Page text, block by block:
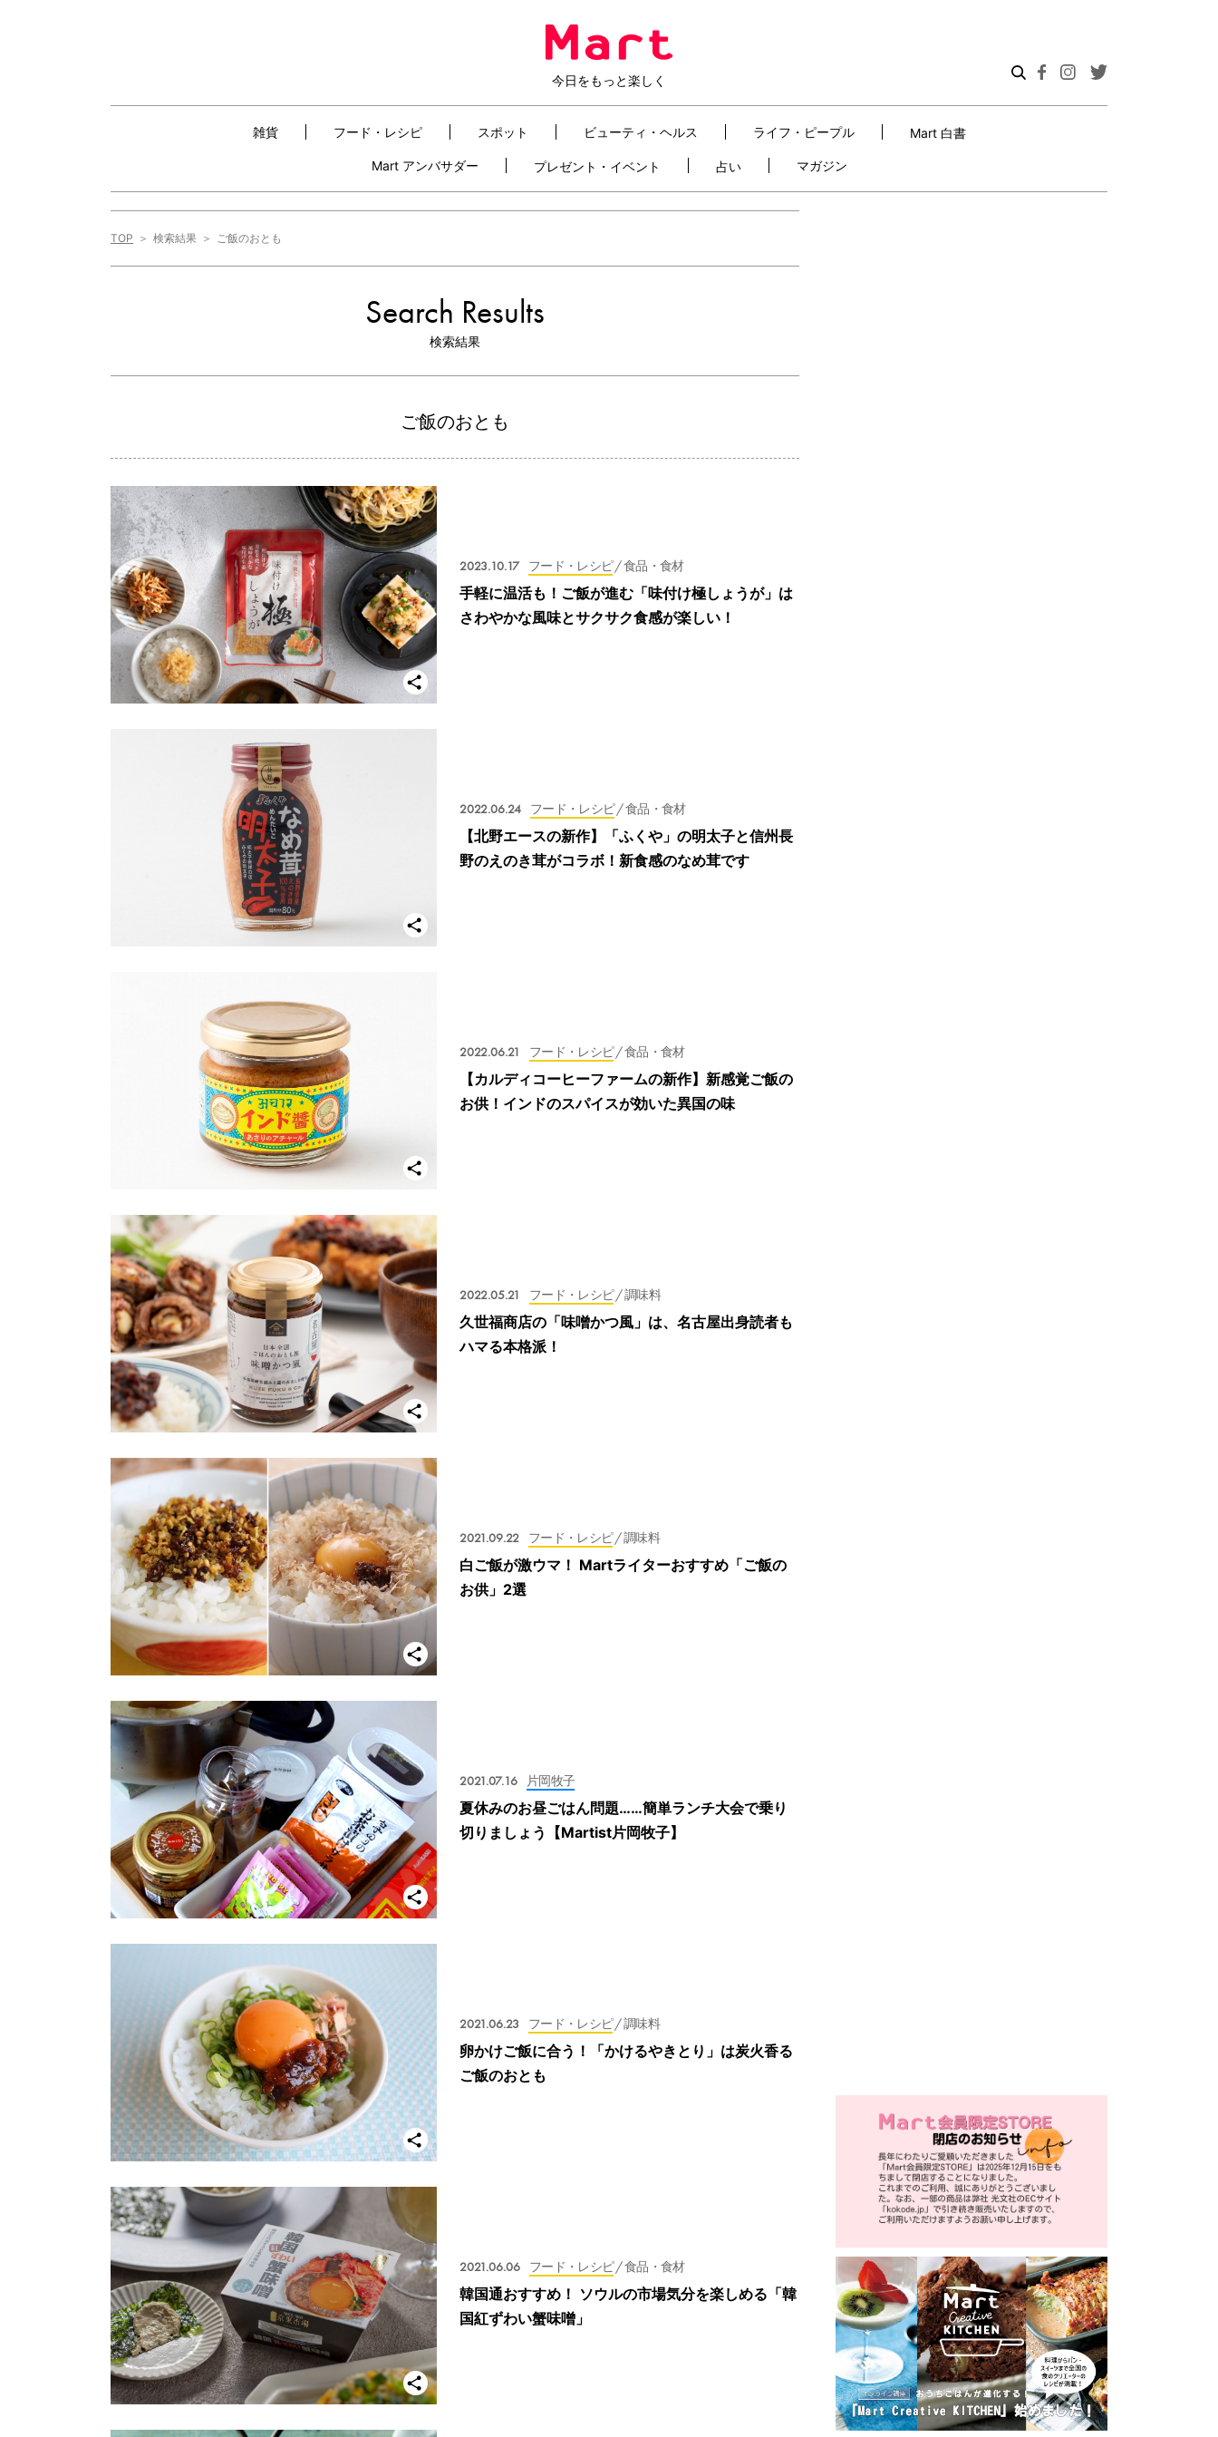
今日をもっと楽しく
雑貨 フード・レシピ スポット ビューティ・ヘルス ライフ・ピープル Mart 白書
Mart アンバサダー プレゼント・イベント 占い マガジン
TOP 検索結果 ご飯のおとも
Search Results
検索結果
ご飯のおとも
2023.10.17 フード・レシピ/ 食品・食材
手軽に温活も！ご飯が進む「味付け極しょうが」は
さわやかな風味とサクサク食感が楽しい！
2022.06.24 フード・レシピ/ 食品・食材
【北野エースの新作】「ふくや」の明太子と信州長
野のえのき茸がコラボ！新食感のなめ茸です
2022.06.21 フード・レシピ/ 食品・食材
【カルディコーヒーファームの新作】新感覚ご飯の
お供！インドのスパイスが効いた異国の味
2022.05.21 フード・レシピ/ 調味料
久世福商店の「味噌かつ風」は、名古屋出身読者も
ハマる本格派！
2021.09.22 フード・レシピ/ 調味料
白ご飯が激ウマ！ Martライターおすすめ「ご飯の
お供」2選
2021.07.16 片岡牧子
夏休みのお昼ごはん問題……簡単ランチ大会で乗り
切りましょう【Martist片岡牧子】
2021.06.23 フード・レシピ/ 調味料
卵かけご飯に合う！「かけるやきとり」は炭火香る
ご飯のおとも
2021.06.06 フード・レシピ/ 食品・食材
韓国通おすすめ！ ソウルの市場気分を楽しめる「韓
国紅ずわい蟹味噌」